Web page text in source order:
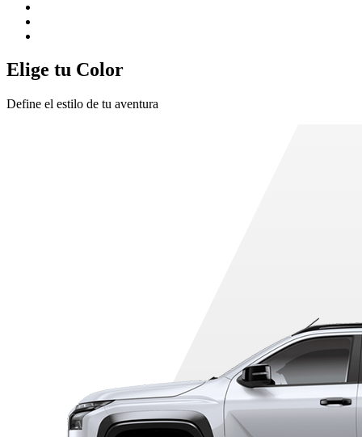
Elige tu Color
Define el estilo de tu aventura